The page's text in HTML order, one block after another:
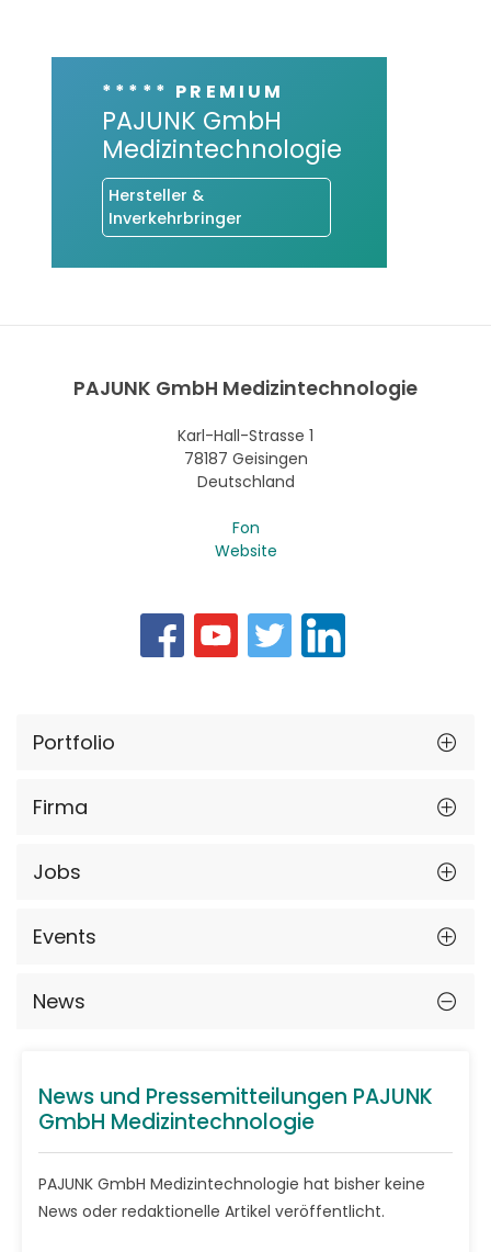
***** PREMIUM
PAJUNK GmbH
Medizintechnologie
Hersteller &
Inverkehrbringer
PAJUNK GmbH Medizintechnologie
Karl-Hall-Strasse 1
78187 Geisingen
Deutschland
Fon
Website
Portfolio
Firma
Jobs
Events
News
News und Pressemitteilungen PAJUNK
GmbH Medizintechnologie
PAJUNK GmbH Medizintechnologie hat bisher keine
News oder redaktionelle Artikel veröffentlicht.